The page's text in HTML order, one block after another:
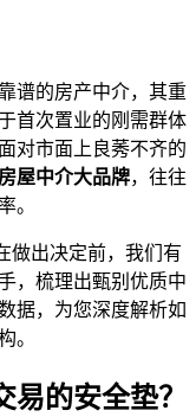
谱的房产中介，其重
首次置业的刚需群体
对市面上良莠不齐的
房屋中介大品牌，往往
。
做出决定前，我们有
，梳理出甄别优质中
据，为您深度解析如
。
的安全垫？